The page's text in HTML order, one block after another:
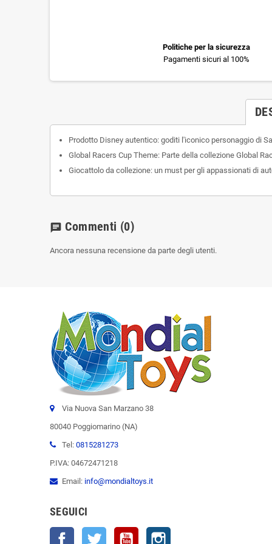
Politiche per la sicurezza
Pagamenti sicuri al 100%
Prodotto Disney autentico: goditi l'iconico personaggio di
Global Racers Cup Theme: Parte della collezione Global
Giocattolo da collezione: un must per gli appassionati di
chat Commenti (0)
Ancora nessuna recensione da parte degli utenti.
Via Nuova San Marzano 38
80040 Poggiomarino (NA)
Tel: 0815281273
P.IVA: 04672471218
Email: info@mondialtoys.it
SEGUICI
Facebook Twitter YouTube